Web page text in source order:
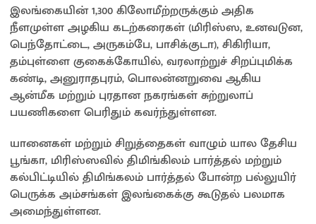
இலங்கையின் 1,300 கிலோமீற்றருக்கும் அதிக
நீளமுள்ள அழகிய கடற்கரைகள் (மிரிஸ்ஸ, உனவடுன,
பெந்தோட்டை, அருகம்பே, பாசிக்குடா), சிகிரியா,
தம்புள்ளை குகைக்கோயில், வரலாற்றுச் சிறப்புமிக்க
கண்டி, அனுராதபுரம், பொலன்னறுவை ஆகிய
ஆன்மீக மற்றும் புரதான நகரங்கள் சுற்றுலாப்
பயணிகளை பெரிதும் கவர்ந்துள்ளன.
யானைகள் மற்றும் சிறுத்தைகள் வாழும் யால தேசிய
பூங்கா, மிரிஸ்ஸவில் திமிங்கிலம் பார்த்தல் மற்றும்
கல்பிட்டியில் திமிங்கலம் பார்த்தல் போன்ற பல்லுயிர்
பெருக்க அம்சங்கள் இலங்கைக்கு கூடுதல் பலமாக
அமைந்துள்ளன.